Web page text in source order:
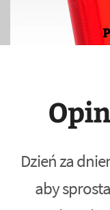
Dzień za
aby